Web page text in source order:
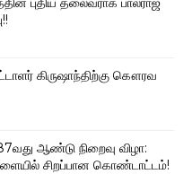
கிருஷாந்திற்கு கௌரவ
ஆண்டு நிறைவு விழா:
சிறப்பான கொண்டாட்டம்!